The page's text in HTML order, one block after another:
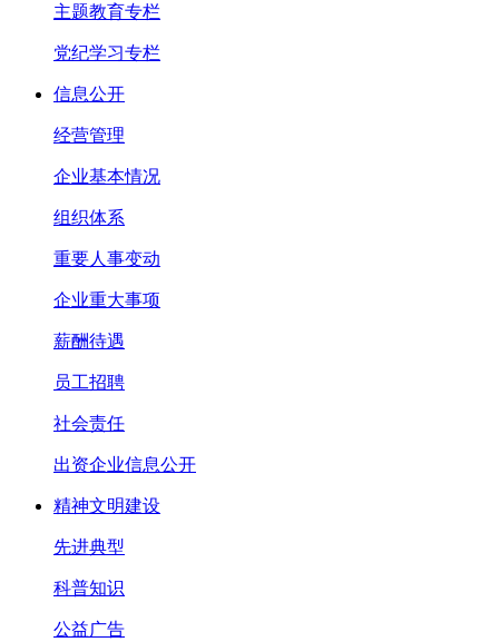
主题教育专栏
党纪学习专栏
信息公开
经营管理
企业基本情况
组织体系
重要人事变动
企业重大事项
薪酬待遇
员工招聘
社会责任
出资企业信息公开
精神文明建设
先进典型
科普知识
公益广告